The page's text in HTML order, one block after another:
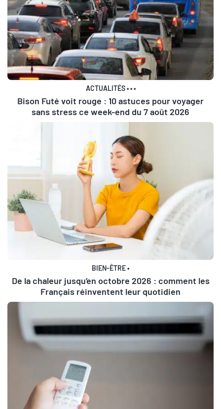
ACTUALITÉS•••
Bison Futé voit rouge : 10 astuces pour voyager
sans stress ce week-end du 7 août 2026
BIEN-ÊTRE•
De la chaleur jusqu’en octobre 2026 : comment les
Français réinventent leur quotidien